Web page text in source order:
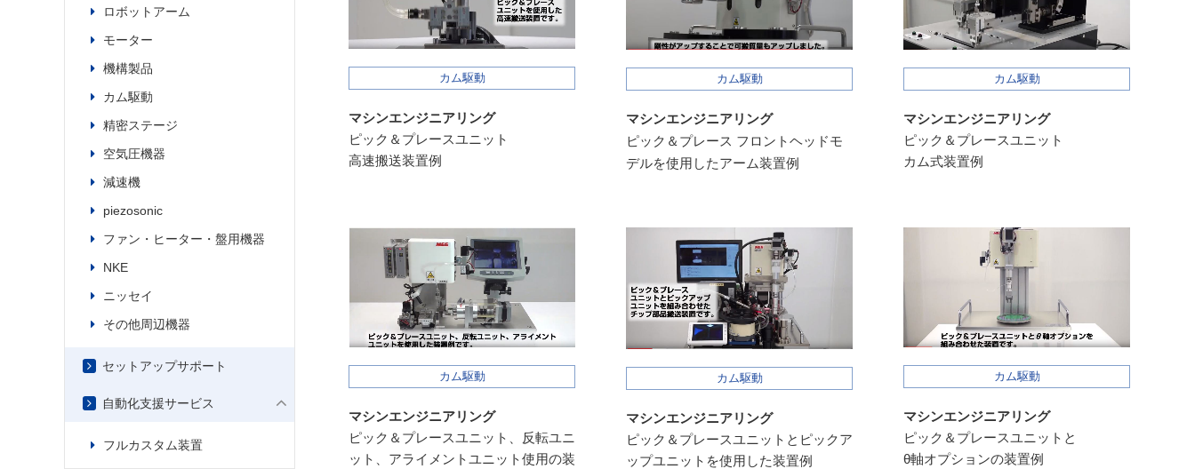
カム駆動
マシンエンジニアリング
ピック＆プレースユニット
高速搬送装置例
カム駆動
マシンエンジニアリング
ピック＆プレース フロントヘッドモ
デルを使用したアーム装置例
カム駆動
マシンエンジニアリング
ピック＆プレースユニット
カム式装置例
カム駆動
マシンエンジニアリング
ピック＆プレースユニット、
反転ユニ
ット、アライメントユニット使用の装
カム駆動
マシンエンジニアリング
ピック＆プレースユニットと ピックア
ップユニットを使用した装置例
カム駆動
マシンエンジニアリング
ピック＆プレースユニットと
θ軸オプションの装置例
ロボットアーム
モーター
機構製品
カム駆動
精密ステージ
空気圧機器
減速機
piezosonic
ファン・ヒーター・盤用機器
NKE
ニッセイ
その他周辺機器
セットアップサポート
自動化支援サービス
フルカスタム装置